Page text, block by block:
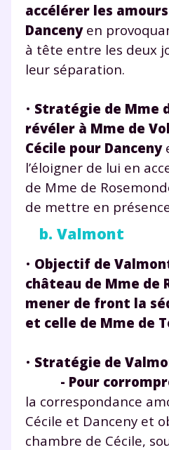
accélérer les
Dancenyen
à tête entre les deux
leur séparation.
• Stratégie de Mme
révéler à Mme de
Cécile pour Danceny
l’éloigner de lui en
de Mme de
de mettre en
b. Valmont
• Objectif de
château de Mme de
mener de front la
et celle de Mme de
• Stratégie de
- Pour
la correspondance
Cécile et Danceny et
chambre de Cécile,